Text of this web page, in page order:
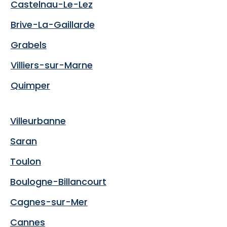
Castelnau-Le-Lez
Brive-La-Gaillarde
Grabels
Villiers-sur-Marne
Quimper
Villeurbanne
Saran
Toulon
Boulogne-Billancourt
Cagnes-sur-Mer
Cannes